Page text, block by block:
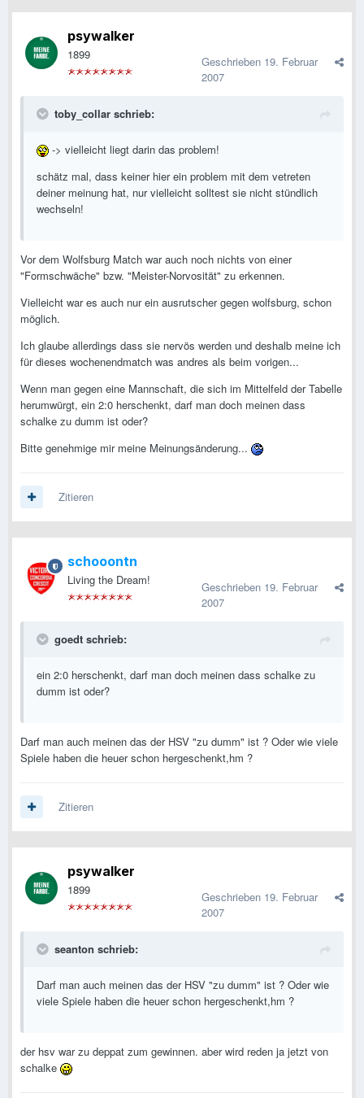
psywalker
1899 Geschrieben 19. Februar
2007
toby_collar schrieb:
-> vielleicht liegt darin das problem!
schätz mal, dass keiner hier ein problem mit dem vetreten
deiner meinung hat, nur vielleicht solltest sie nicht stündlich
wechseln!
Vor dem Wolfsburg Match war auch noch nichts von einer
"Formschwäche" bzw. "Meister-Norvosität" zu erkennen.
Vielleicht war es auch nur ein ausrutscher gegen wolfsburg, schon
möglich.
Ich glaube allerdings dass sie nervös werden und deshalb meine ich
für dieses wochenendmatch was andres als beim vorigen...
Wenn man gegen eine Mannschaft, die sich im Mittelfeld der Tabelle
herumwürgt, ein 2:0 herschenkt, darf man doch meinen dass
schalke zu dumm ist oder?
Bitte genehmige mir meine Meinungsänderung...
Zitieren
schooontn
Living the Dream! Geschrieben 19. Februar
2007
goedt schrieb:
ein 2:0 herschenkt, darf man doch meinen dass schalke zu
dumm ist oder?
Darf man auch meinen das der HSV "zu dumm" ist ? Oder wie viele
Spiele haben die heuer schon hergeschenkt,hm ?
Zitieren
psywalker
1899 Geschrieben 19. Februar
2007
seanton schrieb:
Darf man auch meinen das der HSV "zu dumm" ist ? Oder wie
viele Spiele haben die heuer schon hergeschenkt,hm ?
der hsv war zu deppat zum gewinnen. aber wird reden ja jetzt von
schalke